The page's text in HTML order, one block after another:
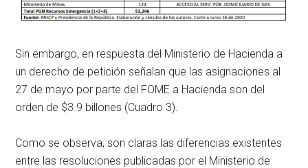
Sin embargo, en respuesta del Ministerio de Hacienda a
un derecho de petición señalan que las asignaciones al
27 de mayo por parte del FOME a Hacienda son del
orden de $3.9 billones (Cuadro 3).
Como se observa, son claras las diferencias existentes
entre las resoluciones publicadas por el Ministerio de